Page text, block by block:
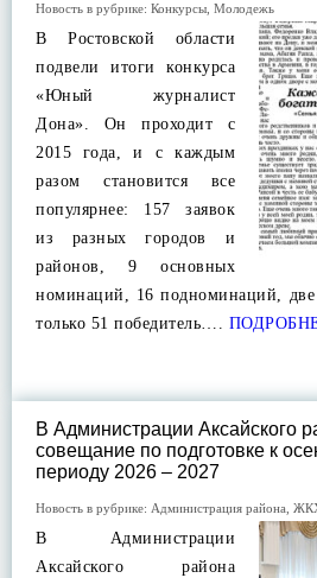
Новость в рубрике: Конкурсы Молодежь
В Ростовской области
подвели итоги конкурса
«Юный журналист
Дона». Он проходит с
2015 года, и с каждым
разом становится все
популярнее: 157 заявок
из разных городов и
районов, 9 основных
номинаций, 16 подноминаций,
только 51 победитель….
В Администрации Аксайского
совещание по подготовке к
периоду 2026 – 2027
Новость в рубрике: Администрация района
В Администрации
Аксайского района